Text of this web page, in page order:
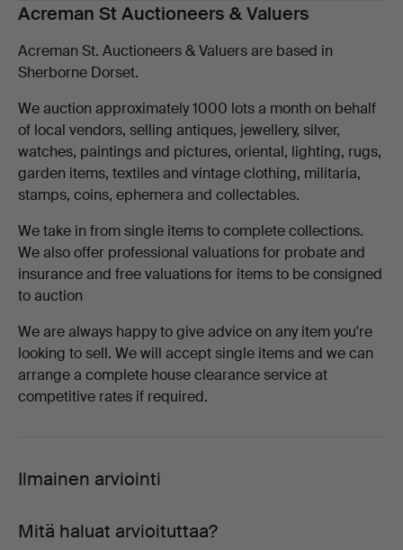
Kuvaus
Acreman St Auctioneers & Valuers
Acreman St. Auctioneers & Valuers are based in
Sherborne Dorset.
We auction approximately 1000 lots a month on behalf
of local vendors, selling antiques, jewellery, silver,
watches, paintings and pictures, oriental, lighting, rugs,
garden items, textiles and vintage clothing, militaria,
stamps, coins, ephemera and collectables.
We take in from single items to complete collections.
We also offer professional valuations for probate and
insurance and free valuations for items to be consigned
to auction
We are always happy to give advice on any item you're
looking to sell. We will accept single items and we can
arrange a complete house clearance service at
competitive rates if required.
Ilmainen arviointi
Mitä haluat arvioituttaa?